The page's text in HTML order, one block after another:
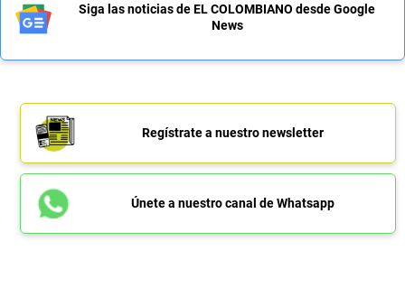
Siga las noticias de EL COLOMBIANO desde Google
News
Regístrate a nuestro newsletter
Únete a nuestro canal de Whatsapp